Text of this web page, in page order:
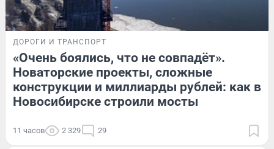
ДОРОГИ И ТРАНСПОРТ
«Очень боялись, что не совпадёт».
Новаторские проекты, сложные
конструкции и миллиарды рублей: как в
Новосибирске строили мосты
11 часов 2 329 29